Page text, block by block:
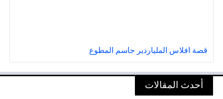
قصة افلاس الملياردير جاسم المطوع
أحدث المقالات